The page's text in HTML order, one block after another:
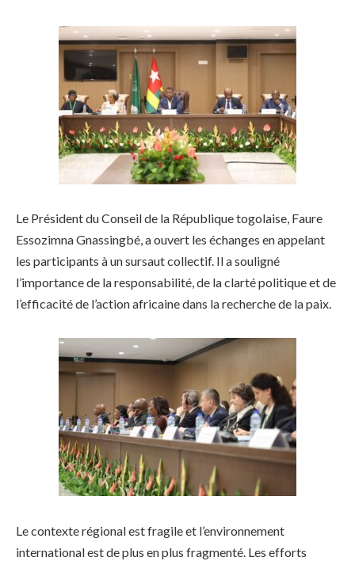
Le Président du Conseil de la République togolaise, Faure
Essozimna Gnassingbé, a ouvert les échanges en appelant
les participants à un sursaut collectif. Il a souligné
l’importance de la responsabilité, de la clarté politique et de
l’efficacité de l’action africaine dans la recherche de la paix.
Le contexte régional est fragile et l’environnement
international est de plus en plus fragmenté. Les efforts